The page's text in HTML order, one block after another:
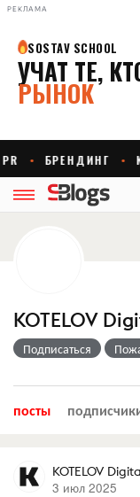
РЕКЛАМА
KOTELOV
Подписаться
посты
KOTELOV
3 июл 2025